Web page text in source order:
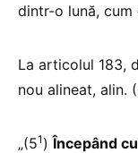
dintr-o lună, cum
La articolul 183,
nou alineat, alin.
„(51 )Începând